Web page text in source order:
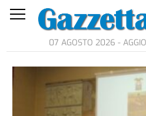
07 AGOSTO 2026 -